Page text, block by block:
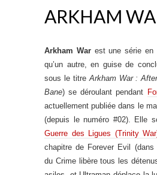
ARKHAM
Arkham Warest une série en
qu’un autre, en guise de
sous le titreArkham War :
Bane) se déroulant pendant
actuellement publiée dans le
(depuis le numéro #02). Elle
Guerre des Ligues (Trinity
chapitre de Forever Evil
du Crime libère tous les